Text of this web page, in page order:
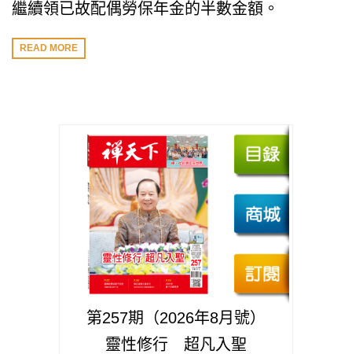
繼續領已故配偶勞保年金的半數金額。
READ MORE
第257期（2026年8月號）
靈性修行 超凡入聖